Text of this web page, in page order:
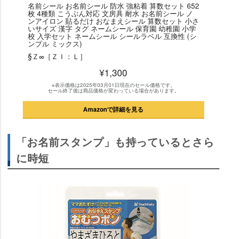
名前シール お名前シール 防水 強粘着 算数セット 652
枚 4種類 こうぶん対応 文房具 耐水 お名前シール ノ
ンアイロン 貼るだけ おなまえシール 算数セット 小さ
いサイズ 漢字 タグ ネームシール 保育園 幼稚園 小学
校 入学セット ネームシール シールラベル 互換性 (シ
ンプル ミックス)
§Ｚ∞［ＺＩ：Ｌ］
¥1,300
※表示価格は2025年03月01日現在のセール価格です。
セール終了後は商品価格が変わっている場合があります。
Amazonで詳細を見る
「お名前スタンプ」も持っているとさら
に時短